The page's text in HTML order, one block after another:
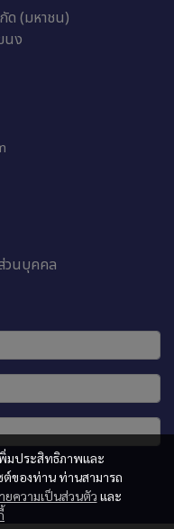
พิ่มประสิทธิภาพและ
ต์ของท่าน ท่านสามารถ
ยความเป็นส่วนตัว และ
ด (มหาชน)
นง
วนบุคคล